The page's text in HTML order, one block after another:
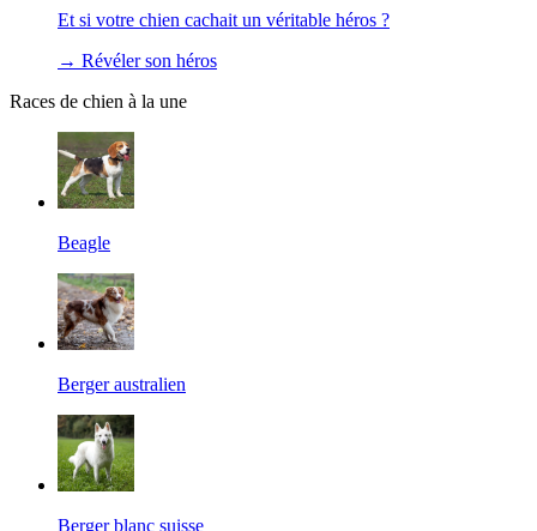
Et si votre chien cachait un véritable héros ?
→ Révéler son héros
Races de chien à la une
Beagle
Berger australien
Berger blanc suisse